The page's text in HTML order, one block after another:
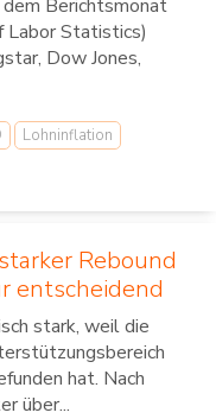
Berichtsmonat
Labor Statistics)
Dow Jones,
Lohninflation
Rebound
entscheidend
stark, weil die
hat. Nach
über...